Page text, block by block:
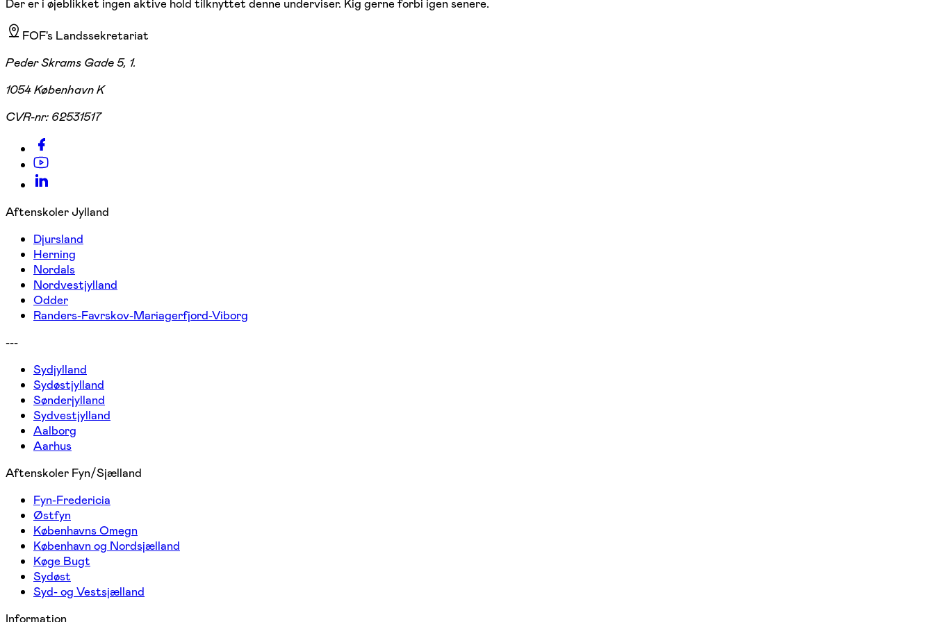
Der er i øjeblikket ingen aktive hold tilknyttet denne underviser. Kig gerne forbi igen senere.
FOF's Landssekretariat
Peder Skrams Gade 5, 1.
1054 København K
CVR-nr: 62531517
Aftenskoler Jylland
Djursland
Herning
Nordals
Nordvestjylland
Odder
Randers-Favrskov-Mariagerfjord-Viborg
---
Sydjylland
Sydøstjylland
Sønderjylland
Sydvestjylland
Aalborg
Aarhus
Aftenskoler Fyn/Sjælland
Fyn-Fredericia
Østfyn
Københavns Omegn
København og Nordsjælland
Køge Bugt
Sydøst
Syd- og Vestsjælland
Information